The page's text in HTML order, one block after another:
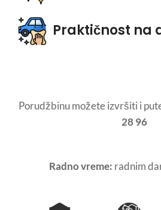
Praktičnost na
Porudžbinu možete izvršiti i
28 96
Radno vreme: radnim